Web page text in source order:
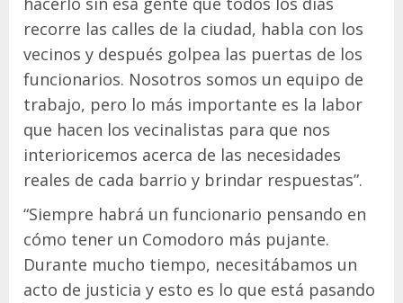
recorre las calles de la ciudad, habla con los
vecinos y después golpea las puertas de los
funcionarios. Nosotros somos un equipo de
trabajo, pero lo más importante es la labor
que hacen los vecinalistas para que nos
interioricemos acerca de las necesidades
reales de cada barrio y brindar respuestas”.
“Siempre habrá un funcionario pensando en
cómo tener un Comodoro más pujante.
Durante mucho tiempo, necesitábamos un
acto de justicia y esto es lo que está pasando